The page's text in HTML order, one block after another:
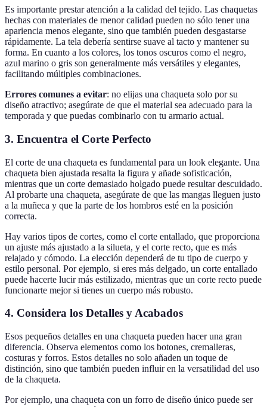
Es importante prestar atención a la calidad del tejido. Las chaquetas
hechas con materiales de menor calidad pueden no sólo tener una
apariencia menos elegante, sino que también pueden desgastarse
rápidamente. La tela debería sentirse suave al tacto y mantener su
forma. En cuanto a los colores, los tonos oscuros como el negro,
azul marino o gris son generalmente más versátiles y elegantes,
facilitando múltiples combinaciones.
Errores comunes a evitar: no elijas una chaqueta solo por su
diseño atractivo; asegúrate de que el material sea adecuado para la
temporada y que puedas combinarlo con tu armario actual.
3. Encuentra el Corte Perfecto
El corte de una chaqueta es fundamental para un look elegante. Una
chaqueta bien ajustada resalta la figura y añade sofisticación,
mientras que un corte demasiado holgado puede resultar descuidado.
Al probarte una chaqueta, asegúrate de que las mangas lleguen justo
a la muñeca y que la parte de los hombros esté en la posición
correcta.
Hay varios tipos de cortes, como el corte entallado, que proporciona
un ajuste más ajustado a la silueta, y el corte recto, que es más
relajado y cómodo. La elección dependerá de tu tipo de cuerpo y
estilo personal. Por ejemplo, si eres más delgado, un corte entallado
puede hacerte lucir más estilizado, mientras que un corte recto puede
funcionarte mejor si tienes un cuerpo más robusto.
4. Considera los Detalles y Acabados
Esos pequeños detalles en una chaqueta pueden hacer una gran
diferencia. Observa elementos como los botones, cremalleras,
costuras y forros. Estos detalles no solo añaden un toque de
distinción, sino que también pueden influir en la versatilidad del uso
de la chaqueta.
Por ejemplo, una chaqueta con un forro de diseño único puede ser